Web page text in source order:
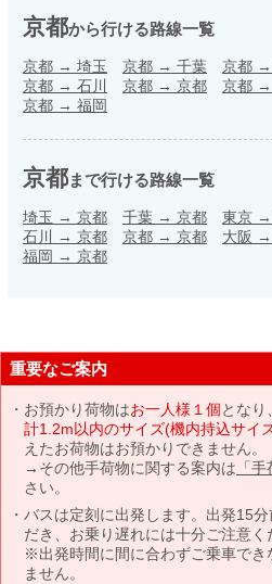
京都から行ける路線一覧
京都 → 埼玉 京都 → 千葉 京都 →
京都 → 石川 京都 → 京都 京都 →
京都 → 福岡
京都まで行ける路線一覧
埼玉 → 京都 千葉 → 京都 東京 →
石川
→ 京都 京都 → 京都 大阪 →
福岡 → 京都
重要なご案内
お預かり荷物はお一人様１個となり
計1.2m以内のサイズ(機内持込サイ
えたお荷物はお預かりできません。
→その他手荷物に関する案内は 「
さい。
バスは定刻に出発します。出発15
だき、お乗り遅れには十分ご注意く
※出発時間に間に合わずご乗車でき
ません。